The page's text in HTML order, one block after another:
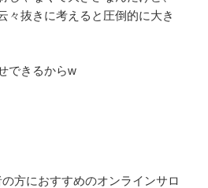
々抜きに考えると圧倒的に大き
できるからw
の方におすすめのオンラインサロ